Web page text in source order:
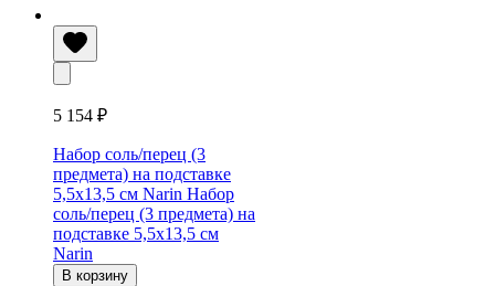
5 154 ₽
Набор соль/перец (3
предмета) на подставке
5,5х13,5 см Narin Набор
соль/перец (3 предмета) на
подставке 5,5х13,5 см
Narin
В корзину